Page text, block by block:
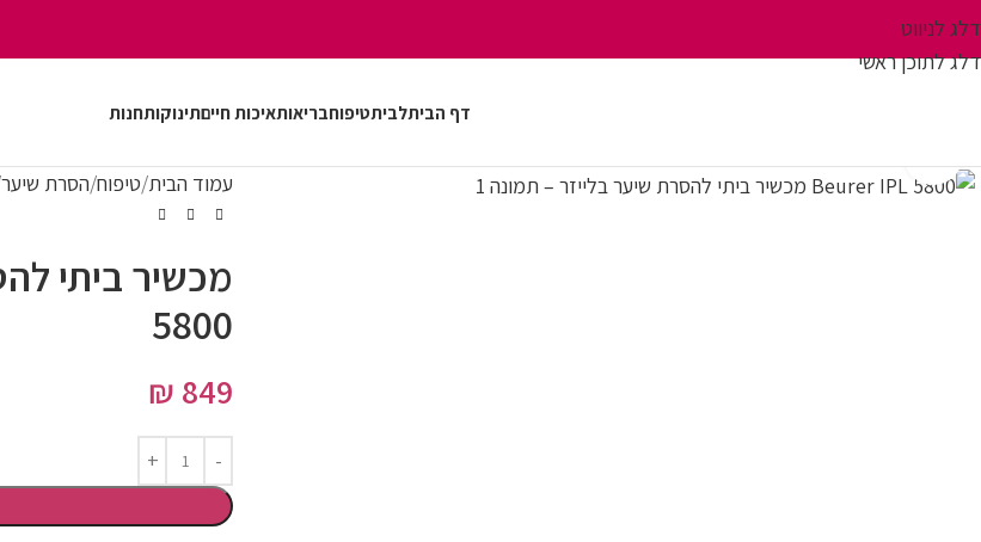
דלג לניווט
דלג לתוכן ראשי
דף הביתלביתטיפוחבריאותאיכות חייםתינוקותחנות
עמוד הבית טיפוח הסרת שיער
5800
₪ 849